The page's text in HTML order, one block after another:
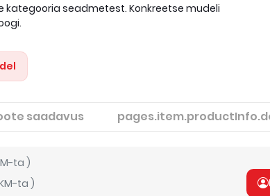
kategooria seadmetest. Konkreetse mudeli
saadavus
ta )
ta )